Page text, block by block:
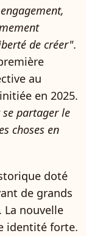
de créer".
au
en 2025.
se partager le
choses en
doté
de grands
nouvelle
identité forte.